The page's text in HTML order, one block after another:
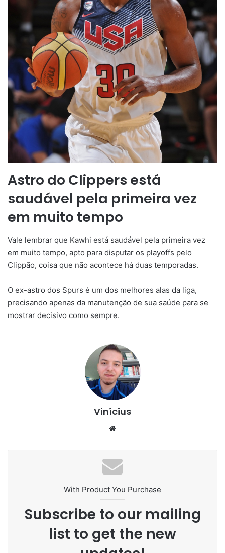
Astro do Clippers está
saudável pela primeira vez
em muito tempo
Vale lembrar que Kawhi está saudável pela primeira vez
em muito tempo, apto para disputar os playoffs pelo
Clippão, coisa que não acontece há duas temporadas.
O ex-astro dos Spurs é um dos melhores alas da liga,
precisando apenas da manutenção de sua saúde para se
mostrar decisivo como sempre.
Vinícius
With Product You Purchase
Subscribe to our mailing
list to get the new